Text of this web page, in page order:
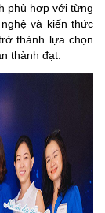
phù hợp với từng
và kiến thức
thành lựa chọn
thành đạt.